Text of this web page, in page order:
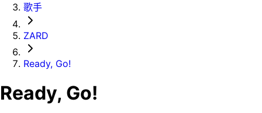
歌手
ZARD
Ready, Go!
Ready, Go!